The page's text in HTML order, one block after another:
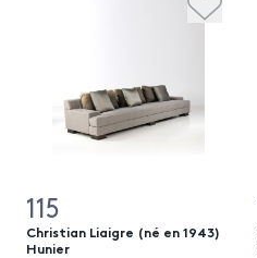
115
Christian Liaigre (né en 1943)
Hunier